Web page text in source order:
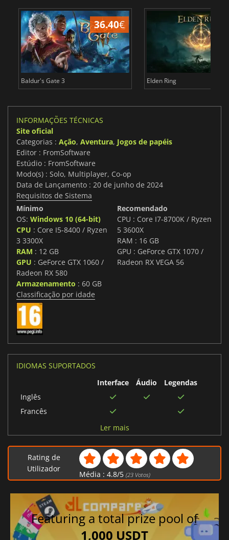
36.40€
Baldur's Gate 3 Elden Ring
INFORMAÇÕES TÉCNICAS
Site oficial
Categorias : Ação, Aventura, Jogos de papéis
Editor : FromSoftware
Estúdio : FromSoftware
Modo(s) : Solo, Multiplayer, Co-op
Data de Lançamento : 20 de junho de 2024
Requisitos de Sistema
Mínimo
OS: Windows 10 (64-bit)
CPU : Core I5-8400 / Ryzen
3 3300X
RAM : 12 GB
GPU : GeForce GTX 1060 /
Radeon RX 580
Armazenamento : 60 GB
Recomendado
CPU : Core I7-8700K / Ryzen
5 3600X
RAM : 16 GB
GPU : GeForce GTX 1070 /
Radeon RX VEGA 56
Classificação por idade
IDIOMAS SUPORTADOS
Interface
Áudio
Legendas
Inglês
Francês
Chinês tradicional
Português brasileiro
Polonês
Tailandês
Coreano
Italiano
Ler mais
Rating de
Utilizador
Média : 4.8/5 (23Votos)
Featuring a total prize pool of
1,000 USDT